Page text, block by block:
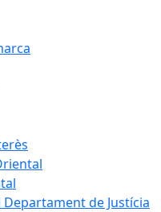
de Justícia